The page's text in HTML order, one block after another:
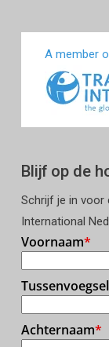
A member
Blijf op de
Schrijf je in voor
International